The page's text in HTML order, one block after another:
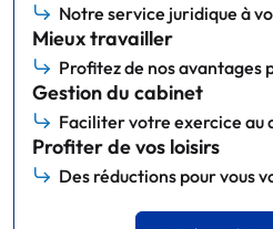
Notre service juridique à
Mieux travailler
Profitez de nos avantages
Gestion du cabinet
Faciliter votre exercice au
Profiter de vos loisirs
Des réductions pour vous